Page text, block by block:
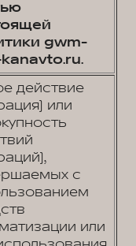
gwm-
действие
или
с
или